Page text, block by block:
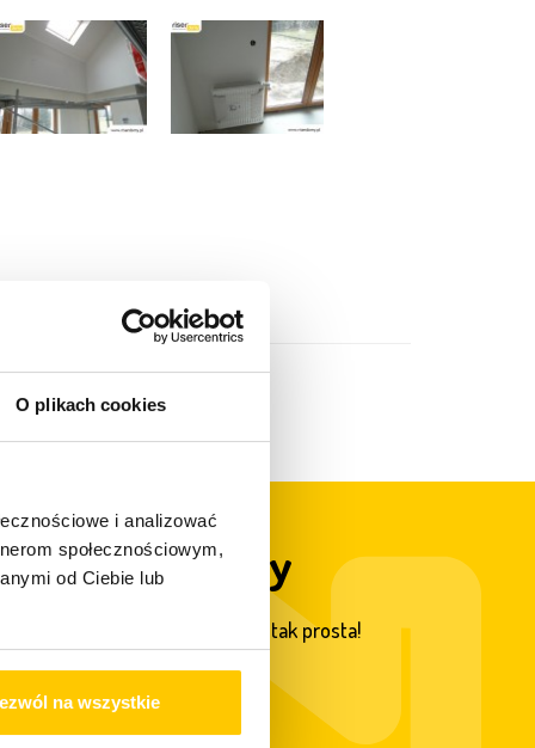
O plikach cookies
i analizować
społecznościowym,
od Ciebie lub
na wszystkie
współpracy
domu jeszcze nigdy nie była tak prosta!